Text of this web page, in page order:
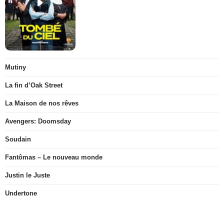
Mutiny
La fin d’Oak Street
La Maison de nos rêves
Avengers: Doomsday
Soudain
Fantômas – Le nouveau monde
Justin le Juste
Undertone